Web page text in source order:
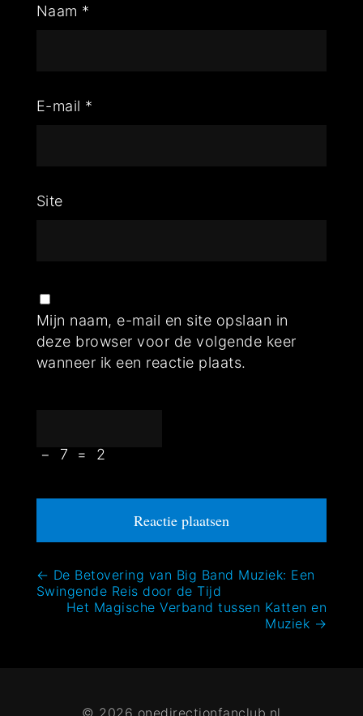
Naam *
E-mail *
Site
Mijn naam, e-mail en site opslaan in
deze browser voor de volgende keer
wanneer ik een reactie plaats.
− 7 = 2
Bericht
navigatie
← De Betovering van Big Band Muziek: Een
Swingende Reis door de Tijd
Het Magische Verband tussen Katten en
Muziek →